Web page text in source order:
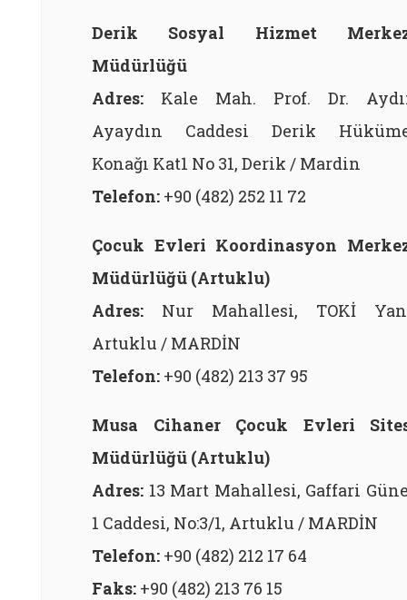
Derik Sosyal Hizmet
Müdürlüğü
Adres: Kale Mah. Prof. Dr.
Ayaydın Caddesi Derik
Konağı Kat1 No 31, Derik / Mardin
Telefon: +90 (482) 252 11 72
Çocuk Evleri Koordinasyon
Müdürlüğü (Artuklu)
Adres: Nur Mahallesi, TOKİ
Artuklu / MARDİN
Telefon: +90 (482) 213 37 95
Musa Cihaner Çocuk Evleri
Müdürlüğü (Artuklu)
Adres: 13 Mart Mahallesi, Gaffari
1 Caddesi, No:3/1, Artuklu / MARDİN
Telefon: +90 (482) 212 17 64
Faks: +90 (482) 213 76 15